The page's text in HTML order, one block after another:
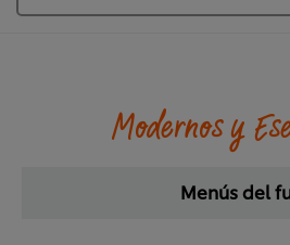
Modernos y
Menús del